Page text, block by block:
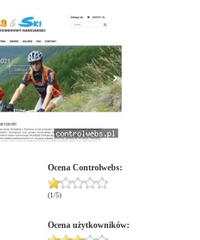
Ocena Controlwebs:
(1/5)
Ocena użytkowników: